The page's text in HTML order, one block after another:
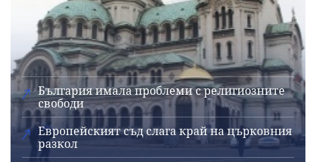
България имала проблеми с религиозните
свободи
Европейският съд слага край на църковния
разкол